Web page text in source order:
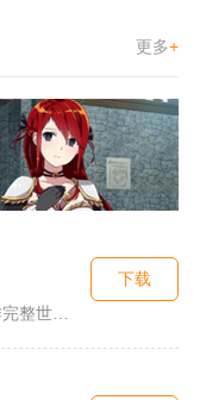
更多+
偶像梦幻祭2延续前作完整世界观，玩家以制作人身份陪伴49位少...
下载